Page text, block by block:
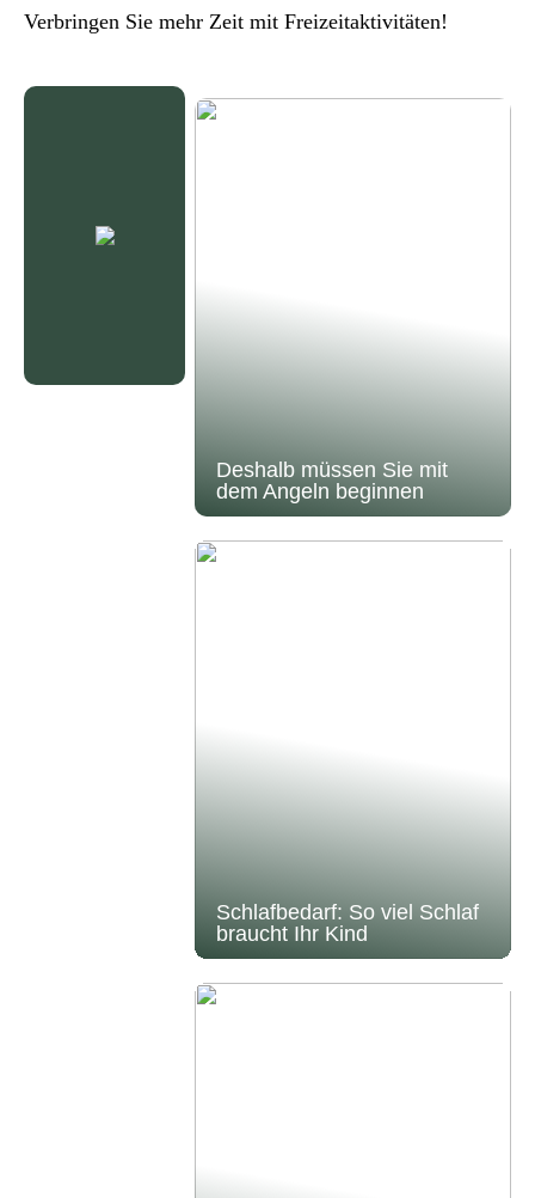
Verbringen Sie mehr Zeit mit Freizeitaktivitäten!
Deshalb müssen Sie mit
dem Angeln beginnen
Schlafbedarf: So viel Schlaf
braucht Ihr Kind